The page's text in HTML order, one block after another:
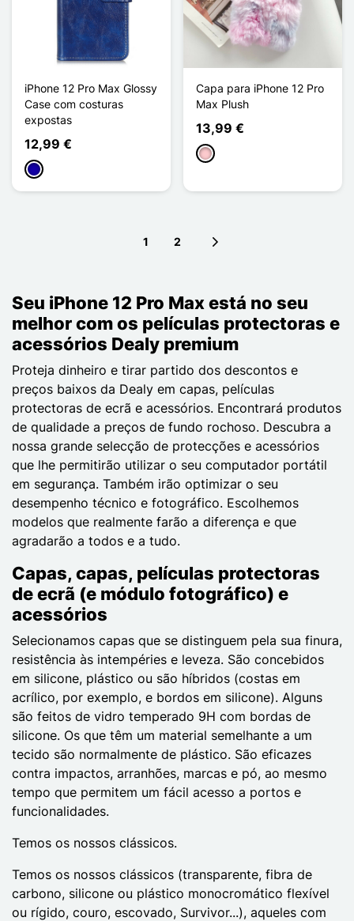
iPhone 12 Pro Max Glossy
Case com costuras
expostas
12,99 €
Azul Escuro
Capa para iPhone 12 Pro
Max Plush
13,99 €
Rosa
1 2
Seu iPhone 12 Pro Max está no seu
melhor com os películas protectoras e
acessórios Dealy premium
Proteja dinheiro e tirar partido dos descontos e
preços baixos da Dealy em capas, películas
protectoras de ecrã e acessórios. Encontrará produtos
de qualidade a preços de fundo rochoso. Descubra a
nossa grande selecção de protecções e acessórios
que lhe permitirão utilizar o seu computador portátil
em segurança. Também irão optimizar o seu
desempenho técnico e fotográfico. Escolhemos
modelos que realmente farão a diferença e que
agradarão a todos e a tudo.
Capas, capas, películas protectoras
de ecrã (e módulo fotográfico) e
acessórios
Selecionamos capas que se distinguem pela sua finura,
resistência às intempéries e leveza. São concebidos
em silicone, plástico ou são híbridos (costas em
acrílico, por exemplo, e bordos em silicone). Alguns
são feitos de vidro temperado 9H com bordas de
silicone. Os que têm um material semelhante a um
tecido são normalmente de plástico. São eficazes
contra impactos, arranhões, marcas e pó, ao mesmo
tempo que permitem um fácil acesso a portos e
funcionalidades.
Temos os nossos clássicos.
Temos os nossos clássicos (transparente, fibra de
carbono, silicone ou plástico monocromático flexível
ou rígido, couro, escovado, Survivor...), aqueles com